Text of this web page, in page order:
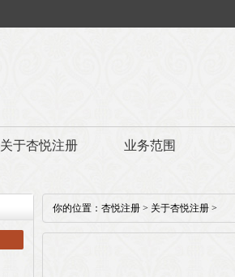
关于杏悦注册 业务范围
你的位置： 杏悦注册 > 关于杏悦注册 >